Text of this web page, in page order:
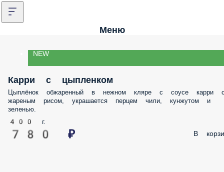
Меню
NEW
Карри с цыпленком
Цыплёнок обжаренный в нежном кляре с соусе карри
жареным рисом, украшается перцем чили, кунжутом и
зеленью.
400 г.
780 ₽ В